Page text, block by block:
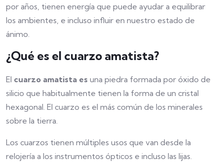
por años, tienen energía que puede ayudar a equilibrar
los ambientes, e incluso influir en nuestro estado de
ánimo.
¿Qué es el cuarzo amatista?
El cuarzo amatista es una piedra formada por óxido de
silicio que habitualmente tienen la forma de un cristal
hexagonal. El cuarzo es el más común de los minerales
sobre la tierra.
Los cuarzos tienen múltiples usos que van desde la
relojería a los instrumentos ópticos e incluso las lijas.